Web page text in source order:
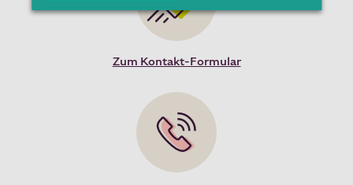
Zum Kontakt-Formular